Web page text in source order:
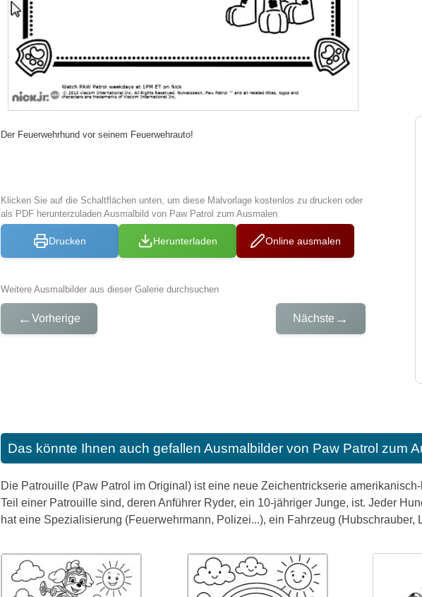
Der Feuerwehrhund vor seinem Feuerwehrauto!
Klicken Sie auf die Schaltflächen unten, um diese Malvorlage kostenlos zu drucken oder
als PDF herunterzuladen Ausmalbild von Paw Patrol zum Ausmalen
Drucken Herunterladen Online ausmalen
Weitere Ausmalbilder aus dieser Galerie durchsuchen
← Vorherige Nächste →
Das könnte Ihnen auch gefallen Ausmalbilder von Paw Patrol zum
Die Patrouille (Paw Patrol im Original) ist eine neue Zeichentrickserie
Teil einer Patrouille sind, deren Anführer Ryder, ein 10-jähriger Junge, ist. Jeder
hat eine Spezialisierung (Feuerwehrmann, Polizei...), ein Fahrzeug (Hubschrauber,